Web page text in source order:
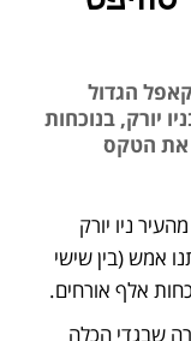
קאפל הגדול
יורק, בנוכחות
את הטקס
אלף אורחים.